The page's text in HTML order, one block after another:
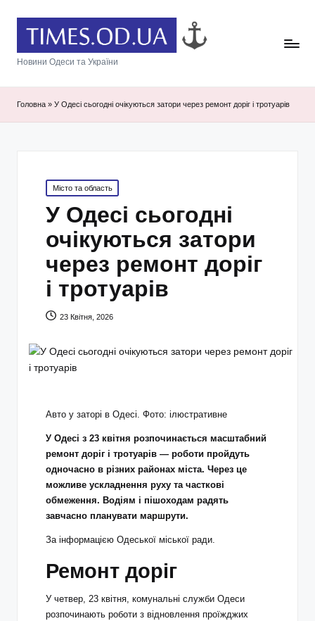
Новини Одеси та України
Головна » У Одесі сьогодні очікуються затори через ремонт доріг і тротуарів
Posted
in
Місто та область
У Одесі сьогодні
очікуються затори
через ремонт доріг
і тротуарів
23 Квітня, 2026
Авто у заторі в Одесі. Фото: ілюстративне
У Одесі з 23 квітня розпочинається масштабний
ремонт доріг і тротуарів — роботи пройдуть
одночасно в різних районах міста. Через це
можливе ускладнення руху та часткові
обмеження. Водіям і пішоходам радять
завчасно планувати маршрути.
За інформацією Одеської міської ради.
Ремонт доріг
У четвер, 23 квітня, комунальні служби Одеси
розпочинають роботи з відновлення проїжджих